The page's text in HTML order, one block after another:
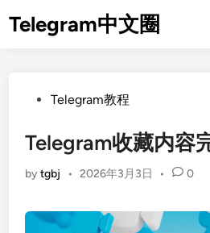
Telegram中文圈
PostedTelegram教程
Telegram收藏内容
bytgbj • 2026年3月3日 • 0